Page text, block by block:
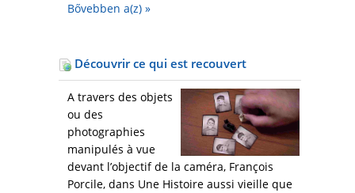
Bővebben a(z) »
Découvrir ce qui est recouvert
A travers des objets
ou des
photographies
manipulés à vue
devant l’objectif de la caméra, François
Porcile, dans Une Histoire aussi vieille que